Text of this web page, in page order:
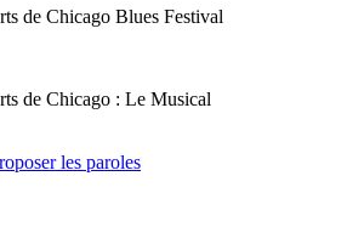
de Chicago Blues Festival
de Chicago : Le Musical
les paroles